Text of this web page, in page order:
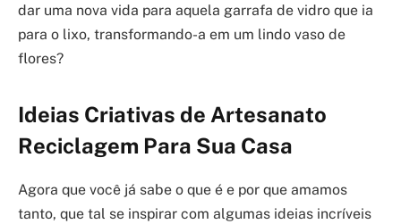
dar uma nova vida para aquela garrafa de vidro que ia
para o lixo, transformando-a em um lindo vaso de
flores?
Ideias Criativas de Artesanato
Reciclagem Para Sua Casa
Agora que você já sabe o que é e por que amamos
tanto, que tal se inspirar com algumas ideias incríveis